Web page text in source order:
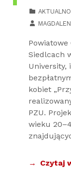
Siedlcach
University,
kobiet
PZU.
wieku
Czytaj